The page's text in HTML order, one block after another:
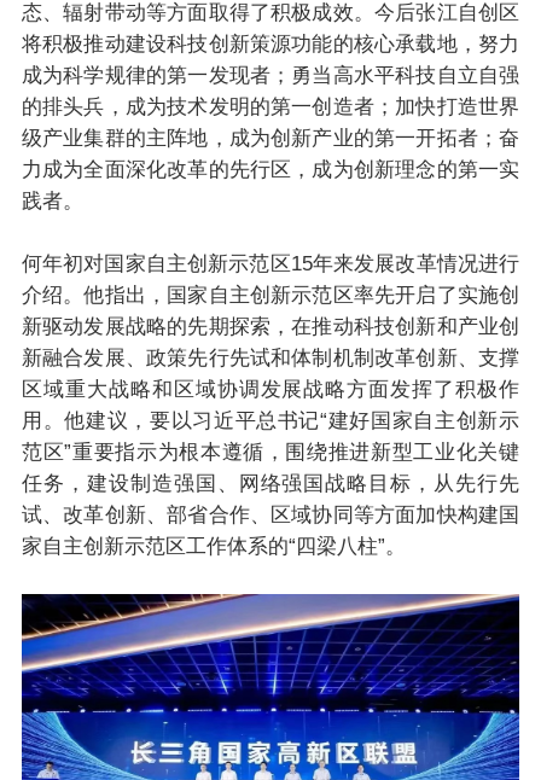
态、辐射带动等方面取得了积极成效。今后张江自创区
将积极推动建设科技创新策源功能的核心承载地，努力
成为科学规律的第一发现者；勇当高水平科技自立自强
的排头兵，成为技术发明的第一创造者；加快打造世界
级产业集群的主阵地，成为创新产业的第一开拓者；奋
力成为全面深化改革的先行区，成为创新理念的第一实
践者。
何年初对国家自主创新示范区15年来发展改革情况进行
介绍。他指出，国家自主创新示范区率先开启了实施创
新驱动发展战略的先期探索，在推动科技创新和产业创
新融合发展、政策先行先试和体制机制改革创新、支撑
区域重大战略和区域协调发展战略方面发挥了积极作
用。他建议，要以习近平总书记“建好国家自主创新示
范区”重要指示为根本遵循，围绕推进新型工业化关键
任务，建设制造强国、网络强国战略目标，从先行先
试、改革创新、部省合作、区域协同等方面加快构建国
家自主创新示范区工作体系的“四梁八柱”。